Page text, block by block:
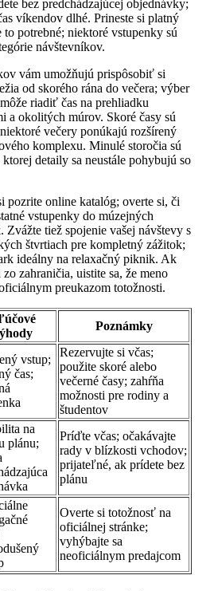
bez predchádzajúcej objednávky;
víkendov dlhé. Prineste si platný
potrebné; niektoré vstupenky sú
návštevníkov.
vám umožňujú prispôsobiť si
od skorého rána do večera; výber
riadiť čas na prehliadku
a okolitých múrov. Skoré časy sú
večery ponúkajú rozšírený
komplexu. Minulé storočia sú
detaily sa neustále pohybujú so
pozrite online katalóg; overte si, či
vstupenky do múzejných
Zvážte tiež spojenie vašej návštevy s
štvrtiach pre kompletný zážitok;
ideálny na relaxačný piknik. Ak
zahraničia, uistite sa, že meno
preukazom totožnosti.
Poznámky
vstup;
čas;
Rezervujte si včas;
použite skoré alebo
večerné časy; zahŕňa
možnosti pre rodiny a
študentov
na
plánu;
Príďte včas; očakávajte
rady v blízkosti vchodov;
prijateľné, ak prídete bez
plánu
Overte si totožnosť na
oficiálnej stránke;
vyhýbajte sa
neoficiálnym predajcom